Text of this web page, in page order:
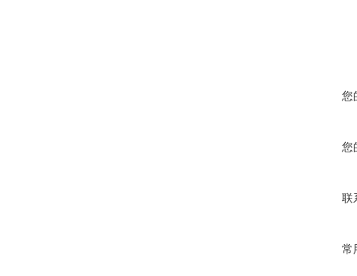
您
您
联
常